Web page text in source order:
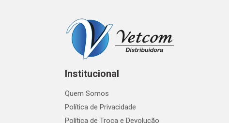
Institucional
Quem Somos
Política de Privacidade
Política de Troca e Devolução